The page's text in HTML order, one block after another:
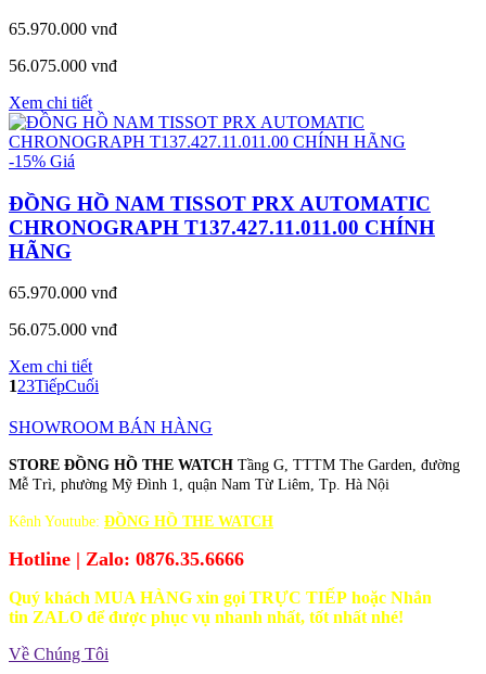
65.970.000 vnđ
56.075.000 vnđ
Xem chi tiết
-15% Giá
ĐỒNG HỒ NAM TISSOT PRX AUTOMATIC
CHRONOGRAPH T137.427.11.011.00 CHÍNH
HÃNG
65.970.000 vnđ
56.075.000 vnđ
Xem chi tiết
123TiếpCuối
SHOWROOM BÁN HÀNG
STORE ĐỒNG HỒ THE WATCH Tầng G, TTTM The Garden, đường
Mễ Trì, phường Mỹ Đình 1, quận Nam Từ Liêm, Tp. Hà Nội
Kênh Youtube: ĐỒNG HỒ THE WATCH
Hotline | Zalo: 0876.35.6666
Quý khách MUA HÀNG xin gọi TRỰC TIẾP hoặc Nhắn
tin ZALO để được phục vụ nhanh nhất, tốt nhất nhé!
Về Chúng Tôi